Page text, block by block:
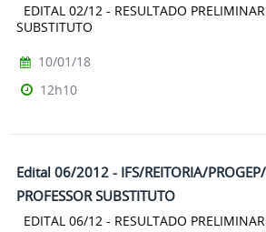
EDITAL 02/12 - RESULTADO PRELIMINAR
SUBSTITUTO
10/01/18
12h10
Edital 06/2012 - IFS/REITORIA/
PROFESSOR SUBSTITUTO
EDITAL 06/12 - RESULTADO PRELIMINAR